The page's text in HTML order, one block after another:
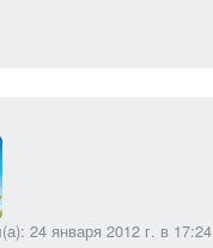
24 января 2012 г. в 17:24